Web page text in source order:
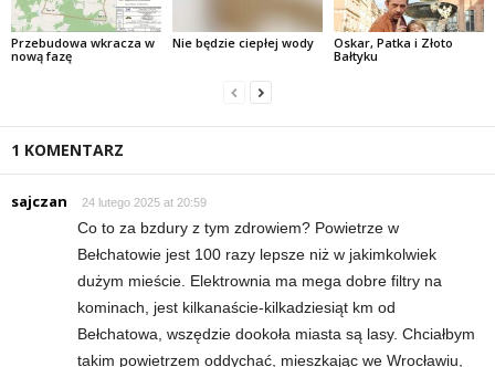
Przebudowa wkracza w
nową fazę
Nie będzie ciepłej wody
Oskar, Patka i Złoto
Bałtyku
1 KOMENTARZ
sajczan 24 lutego 2025 at 20:59
Co to za bzdury z tym zdrowiem? Powietrze w
Bełchatowie jest 100 razy lepsze niż w jakimkolwiek
dużym mieście. Elektrownia ma mega dobre filtry na
kominach, jest kilkanaście-kilkadziesiąt km od
Bełchatowa, wszędzie dookoła miasta są lasy. Chciałbym
takim powietrzem oddychać, mieszkając we Wrocławiu,